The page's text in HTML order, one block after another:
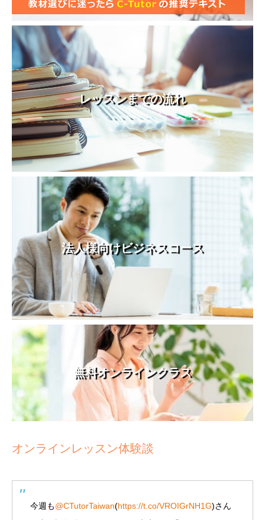
レッスンまでの流れ
法人様向けビジネスコース
無料オンラインクラス
オンラインレッスン体験談
今週も@CTutorTaiwan(https://t.co/VROIGrNH1G)さん